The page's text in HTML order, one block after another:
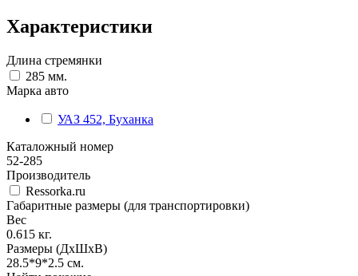
Характеристики
Длина стремянки
285 мм.
Марка авто
УАЗ 452, Буханка
Каталожный номер
52-285
Производитель
Ressorka.ru
Габаритные размеры (для транспортировки)
Вес
0.615 кг.
Размеры (ДхШхВ)
28.5*9*2.5 см.